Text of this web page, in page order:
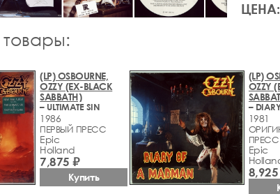
(LP) OSBOURNE,
OZZY (EX-BLACK
SABBATH)
– ULTIMATE SIN
1986
ПЕРВЫЙ ПРЕСС
Epic
Holland
7,875 ₽
Купить
(LP)
OZZY
1981
ПРЕСС
Epic